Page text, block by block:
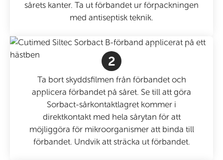
sårets kanter. Ta ut förbandet ur förpackningen
med antiseptisk teknik.
2
Ta bort skyddsfilmen från förbandet och
applicera förbandet på såret. Se till att göra
Sorbact-sårkontaktlagret kommer i
direktkontakt med hela sårytan för att
möjliggöra för mikroorganismer att binda till
förbandet. Undvik att sträcka ut förbandet.